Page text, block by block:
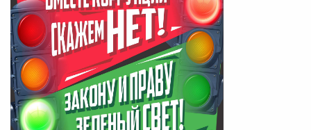
Телефоны учреждений, оказывающих меры социальной
поддержки, медицинскую, социально-психологическую
помощь детям и взрослым лицам Ленинградской